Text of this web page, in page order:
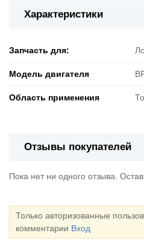
Характеристики
Запчасть для:
Модель двигателя
Область применения
Отзывы покупателей
Пока нет ни одного отзыва.
Только авторизованные
комментарии Вход